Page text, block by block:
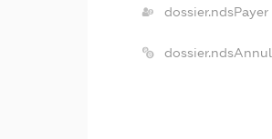
dossier.ndsPayer
dossier.ndsAnnul